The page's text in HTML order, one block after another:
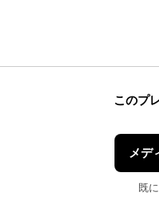
このプ
メデ
既